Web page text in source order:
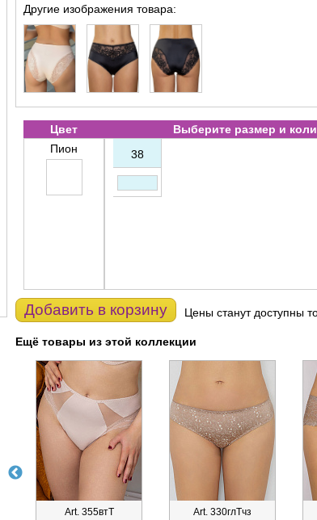
Другие изображения товара:
Цвет Выберите размер и
Пион
38
Добавить в корзину Цены станут доступны
Ещё товары из этой коллекции
Art. 355втТ
Art. 330глТчз